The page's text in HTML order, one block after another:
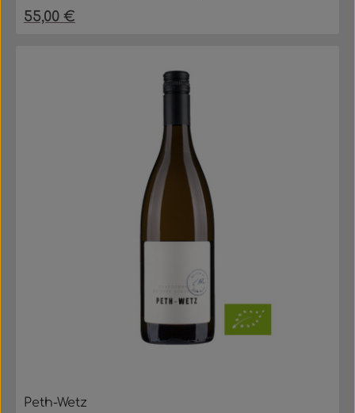
für deutschen Rotwein. Christian Peth ist im
elterlichen Weingut seit 2000. Nach Aufenthalten in
International inspirierte Weine, deren Charakter man
nicht so schnell vergisst. Ein Kosmopolit in
Rheinhessen. Malbec Grand Vintage 2022 Peth-Wetz
Orangenschale Kirsche Schokolade Nuss Leder
Regulärer Preis:
55,00 €
Peth-Wetz